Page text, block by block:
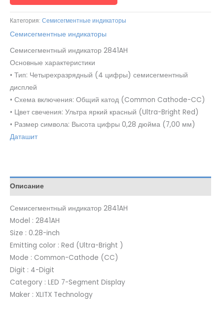
Категория: Семисегментные индикаторы
Семисегментные индикаторы
Семисегментный индикатор 2841AH
Основные характеристики
• Тип: Четырехразрядный (4 цифры) семисегментный
дисплей
• Схема включения: Общий катод (Common Cathode-CC)
• Цвет свечения: Ультра яркий красный (Ultra-Bright Red)
• Размер символа: Высота цифры 0,28 дюйма (7,00 мм)
Даташит
Описание
Семисегментный индикатор 2841AH
Model : 2841AH
Size : 0.28-inch
Emitting color : Red (Ultra-Bright )
Mode : Common-Cathode (CC)
Digit : 4-Digit
Category : LED 7-Segment Display
Maker : XLITX Technology